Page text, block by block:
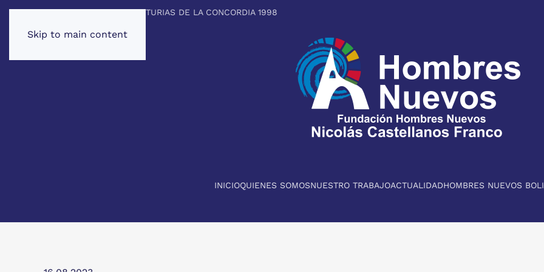
Skip to main content
PREMIO PRINCIPE DE ASTURIAS DE LA CONCORDIA 1998
INICIOQUIENES SOMOSNUESTRO TRABAJOACTUALIDADHOMBRES NUEVOS